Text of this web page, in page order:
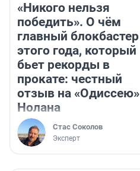
«Никого нельзя
победить». О чём
главный блокбастер
этого года, который
бьет рекорды в
прокате: честный
отзыв на «Одиссею»
Нолана
Стас Соколов
Эксперт